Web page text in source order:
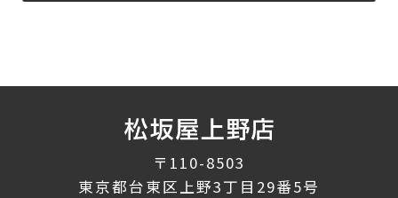
〒110-8503
東京都台東区上野3丁目29番5号